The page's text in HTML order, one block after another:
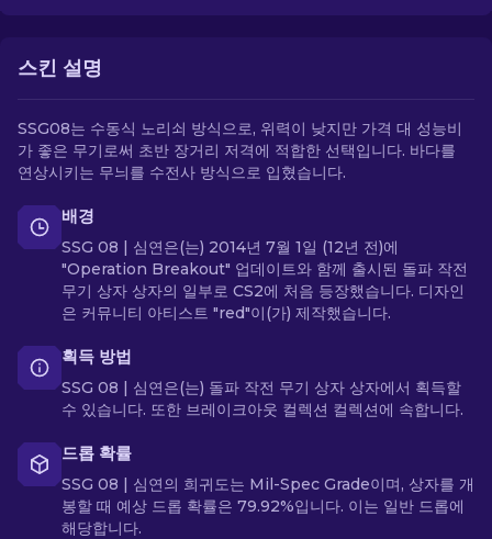
스킨 설명
SSG08는 수동식 노리쇠 방식으로, 위력이 낮지만 가격 대 성능비
가 좋은 무기로써 초반 장거리 저격에 적합한 선택입니다. 바다를
연상시키는 무늬를 수전사 방식으로 입혔습니다.
배경
SSG 08 | 심연은(는) 2014년 7월 1일 (12년 전)에
"Operation Breakout" 업데이트와 함께 출시된 돌파 작전
무기 상자 상자의 일부로 CS2에 처음 등장했습니다. 디자인
은 커뮤니티 아티스트 "red"이(가) 제작했습니다.
획득 방법
SSG 08 | 심연은(는) 돌파 작전 무기 상자 상자에서 획득할
수 있습니다. 또한 브레이크아웃 컬렉션 컬렉션에 속합니다.
드롭 확률
SSG 08 | 심연의 희귀도는 Mil-Spec Grade이며, 상자를 개
봉할 때 예상 드롭 확률은 79.92%입니다. 이는 일반 드롭에
해당합니다.